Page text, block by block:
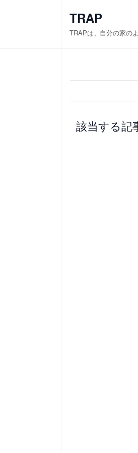
ス
キ
TRAP
TRAPは、自分の家の
該当する記